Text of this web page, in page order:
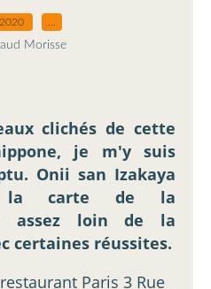
Morisse
clichés de cette
je m'y suis
Onii san Izakaya
carte de la
assez loin de la
certaines réussites.